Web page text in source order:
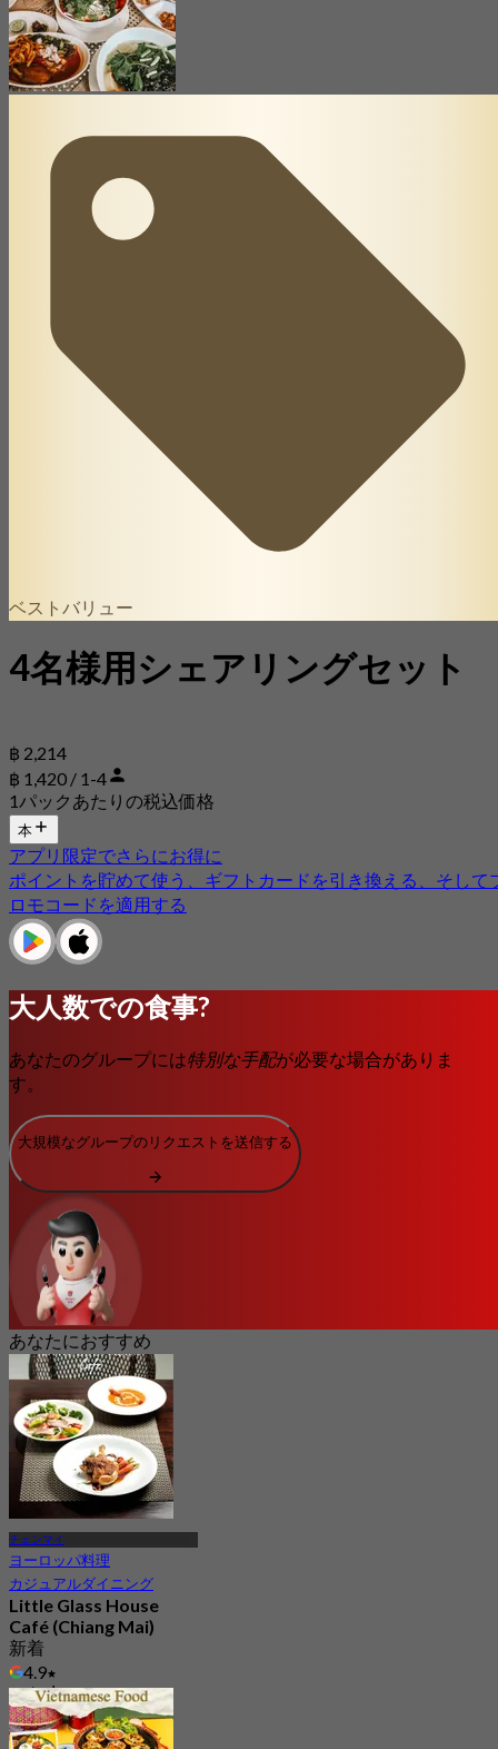
ベストバリュー
4名様用シェアリングセット
฿ 2,214
฿ 1,420 / 1-4
1パックあたりの税込価格
本
アプリ限定でさらにお得に
ポイントを貯めて使う、ギフトカードを引き換える、そして
ロモコードを適用する
大人数での食事?
あなたのグループには特別な手配が必要な場合がありま
す。
大規模なグループのリクエストを送信する
あなたにおすすめ
チェンマイ
ヨーロッパ料理
カジュアルダイニング
Little Glass House
Café (Chiang Mai)
新着
4.9
から฿ 512.5